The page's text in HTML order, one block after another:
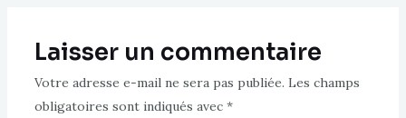
Laisser un commentaire
Votre adresse e-mail ne sera pas publiée. Les champs
obligatoires sont indiqués avec *